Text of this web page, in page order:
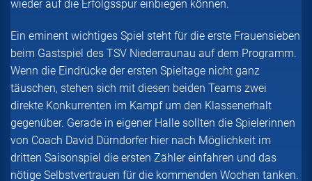
wieder auf die Erfolgsspur einbiegen können.
Ein eminent wichtiges Spiel steht für die erste Frauensieben
beim Gastspiel des TSV Niederraunau auf dem Programm.
Wenn die Eindrücke der ersten Spieltage nicht ganz
täuschen, stehen sich mit diesen beiden Teams zwei
direkte Konkurrenten im Kampf um den Klassenerhalt
gegenüber. Gerade in eigener Halle sollten die Spielerinnen
von Coach David Dürndorfer hier nach Möglichkeit im
dritten Saisonspiel die ersten Zähler einfahren und das
nötige Selbstvertrauen für die kommenden Wochen tanken.